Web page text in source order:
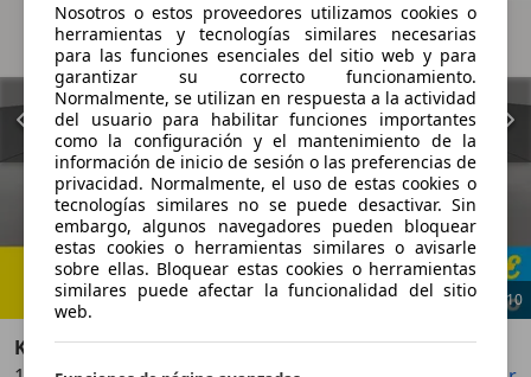
10
Kia XCeed
Nosotros o estos proveedores utilizamos cookies o
herramientas y tecnologías similares necesarias
para las funciones esenciales del sitio web y para
garantizar su correcto funcionamiento.
Normalmente, se utilizan en respuesta a la actividad
del usuario para habilitar funciones importantes
como la configuración y el mantenimiento de la
información de inicio de sesión o las preferencias de
privacidad. Normalmente, el uso de estas cookies o
tecnologías similares no se puede desactivar. Sin
embargo, algunos navegadores pueden bloquear
estas cookies o herramientas similares o avisarle
sobre ellas. Bloquear estas cookies o herramientas
similares puede afectar la funcionalidad del sitio
web.